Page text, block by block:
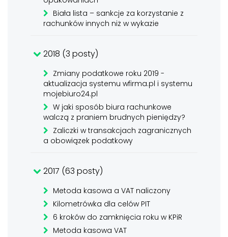
Biała lista – sankcje za korzystanie z
rachunków innych niż w wykazie
2018 (3 posty)
Zmiany podatkowe roku 2019 -
aktualizacja systemu wfirma.pl i systemu
mojebiuro24.pl
W jaki sposób biura rachunkowe
walczą z praniem brudnych pieniędzy?
Zaliczki w transakcjach zagranicznych
a obowiązek podatkowy
2017 (63 posty)
Metoda kasowa a VAT naliczony
Kilometrówka dla celów PIT
6 kroków do zamknięcia roku w KPiR
Metoda kasowa VAT